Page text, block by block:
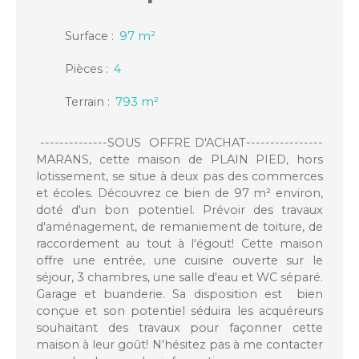
Surface : 97 m²
Pièces : 4
Terrain : 793 m²
--------------SOUS OFFRE D'ACHAT----------------
MARANS, cette maison de PLAIN PIED, hors
lotissement, se situe à deux pas des commerces
et écoles. Découvrez ce bien de 97 m² environ,
doté d'un bon potentiel. Prévoir des travaux
d'aménagement, de remaniement de toiture, de
raccordement au tout à l'égout! Cette maison
offre une entrée, une cuisine ouverte sur le
séjour, 3 chambres, une salle d'eau et WC séparé.
Garage et buanderie. Sa disposition est bien
conçue et son potentiel séduira les acquéreurs
souhaitant des travaux pour façonner cette
maison à leur goût! N'hésitez pas à me contacter